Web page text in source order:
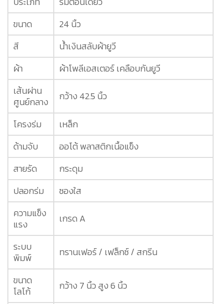
ขนาด
24 นิ้ว
สี
น้ำเงินสลับผ้ายูวี
ผ้า
ผ้าโพลีเอสเตอร์ เคลือบกันยูวี
เส้นผ่าน
ศูนย์กลาง
กว้าง 42.5 นิ้ว
โครงร่ม
เหล็ก
ด้ามจับ
ออโต้ พลาสติกเนื้อแข็ง
สายรัด
กระดุม
ปลอกร่ม
ซองใส
ความแข็ง
แรง
เกรด A
ระบบ
พิมพ์
ทรานเฟอร์ / เฟล็กซ์ / สกรีน
ขนาด
โลโก้
กว้าง 7 นิ้ว สูง 6 นิ้ว